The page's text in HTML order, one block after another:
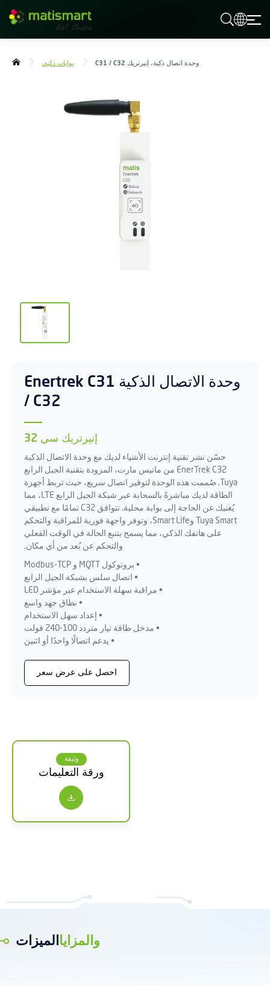
س
بوابات ذكية، وحدة اتصال ذكية، إنيرتريك C31 / C32
وحدة الاتصال الذكية Enertrek C31
/ C32
إنيرتريك سي 32
حسّن نشر تقنية إنترنت الأشياء لديك مع وحدة الاتصال الذكية
EnerTrek C32 من ماتيس مارت، المزودة بتقنية الجيل الرابع
Tuya. صُممت هذه الوحدة لتوفير اتصال سريع، حيث تربط أجهزة
الطاقة لديك مباشرةً بالسحابة عبر شبكة الجيل الرابع LTE، مما
يُغنيك عن الحاجة إلى بوابة محلية. تتوافق C32 تمامًا مع تطبيقي
Tuya Smart وSmart Life، وتوفر واجهة فورية للمراقبة والتحكم
على هاتفك الذكي، مما يسمح بتتبع الحالة في الوقت الفعلي
والتحكم عن بُعد من أي مكان.
• بروتوكول MQTT و Modbus-TCP
• اتصال سلس بشبكة الجيل الرابع
• مراقبة سهلة الاستخدام عبر مؤشر LED
• نطاق جهد واسع
• إعداد سهل الاستخدام
• مدخل طاقة تيار متردد 100-240 فولت
• يدعم اتصالًا واحدًا أو اثنين
احصل على عرض سعر
وثيقة
ورقة التعليمات
الميزات والمزايا